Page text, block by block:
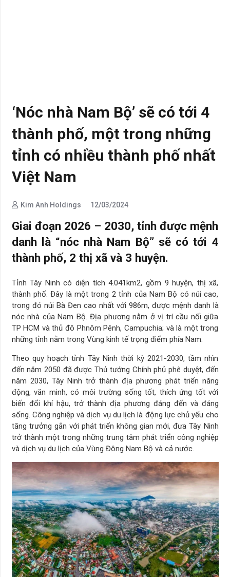
‘Nóc nhà Nam Bộ’ sẽ có tới 4
thành phố, một trong những
tỉnh có nhiều thành phố nhất
Việt Nam
Kim Anh Holdings 12/03/2024
Giai đoạn 2026 – 2030, tỉnh được mệnh
danh là “nóc nhà Nam Bộ” sẽ có tới 4
thành phố, 2 thị xã và 3 huyện.
Tỉnh Tây Ninh có diện tích 4.041km2, gồm 9 huyện, thị xã,
thành phố. Đây là một trong 2 tỉnh của Nam Bộ có núi cao,
trong đó núi Bà Đen cao nhất với 986m, được mệnh danh là
nóc nhà của Nam Bộ. Địa phương nằm ở vị trí cầu nối giữa
TP HCM và thủ đô Phnôm Pênh, Campuchia; và là một trong
những tỉnh nằm trong Vùng kinh tế trọng điểm phía Nam.
Theo quy hoạch tỉnh Tây Ninh thời kỳ 2021-2030, tầm nhìn
đến năm 2050 đã được Thủ tướng Chính phủ phê duyệt, đến
năm 2030, Tây Ninh trở thành địa phương phát triển năng
động, văn minh, có môi trường sống tốt, thích ứng tốt với
biến đổi khí hậu, trở thành địa phương đáng đến và đáng
sống. Công nghiệp và dịch vụ du lịch là động lực chủ yếu cho
tăng trưởng gắn với phát triển không gian mới, đưa Tây Ninh
trở thành một trong những trung tâm phát triển công nghiệp
và dịch vụ du lịch của Vùng Đông Nam Bộ và cả nước.